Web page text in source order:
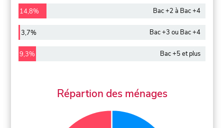
14,8% Bac +2 à Bac +4
3,7% Bac +3 ou Bac +4
9,3% Bac +5 et plus
Répartion des ménages